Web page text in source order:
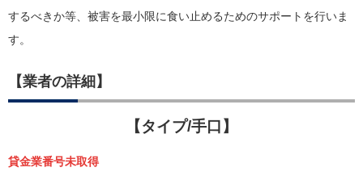
するべきか等、被害を最小限に食い止めるためのサポートを行いま
す。
【業者の詳細】
【タイプ/手口】
貸金業番号未取得